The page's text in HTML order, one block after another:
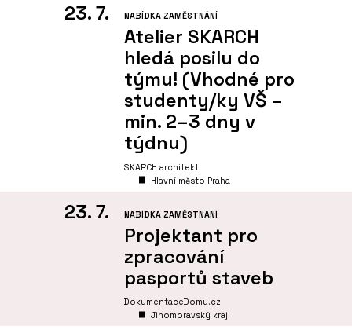
23. 7. NABÍDKA ZAMĚSTNÁNÍ
Atelier SKARCH
hledá posilu do
týmu! (Vhodné pro
studenty/ky VŠ –
min. 2–3 dny v
týdnu)
SKARCH architekti
Hlavní město Praha
23. 7. NABÍDKA ZAMĚSTNÁNÍ
Projektant pro
zpracování
pasportů staveb
DokumentaceDomu.cz
Jihomoravský kraj